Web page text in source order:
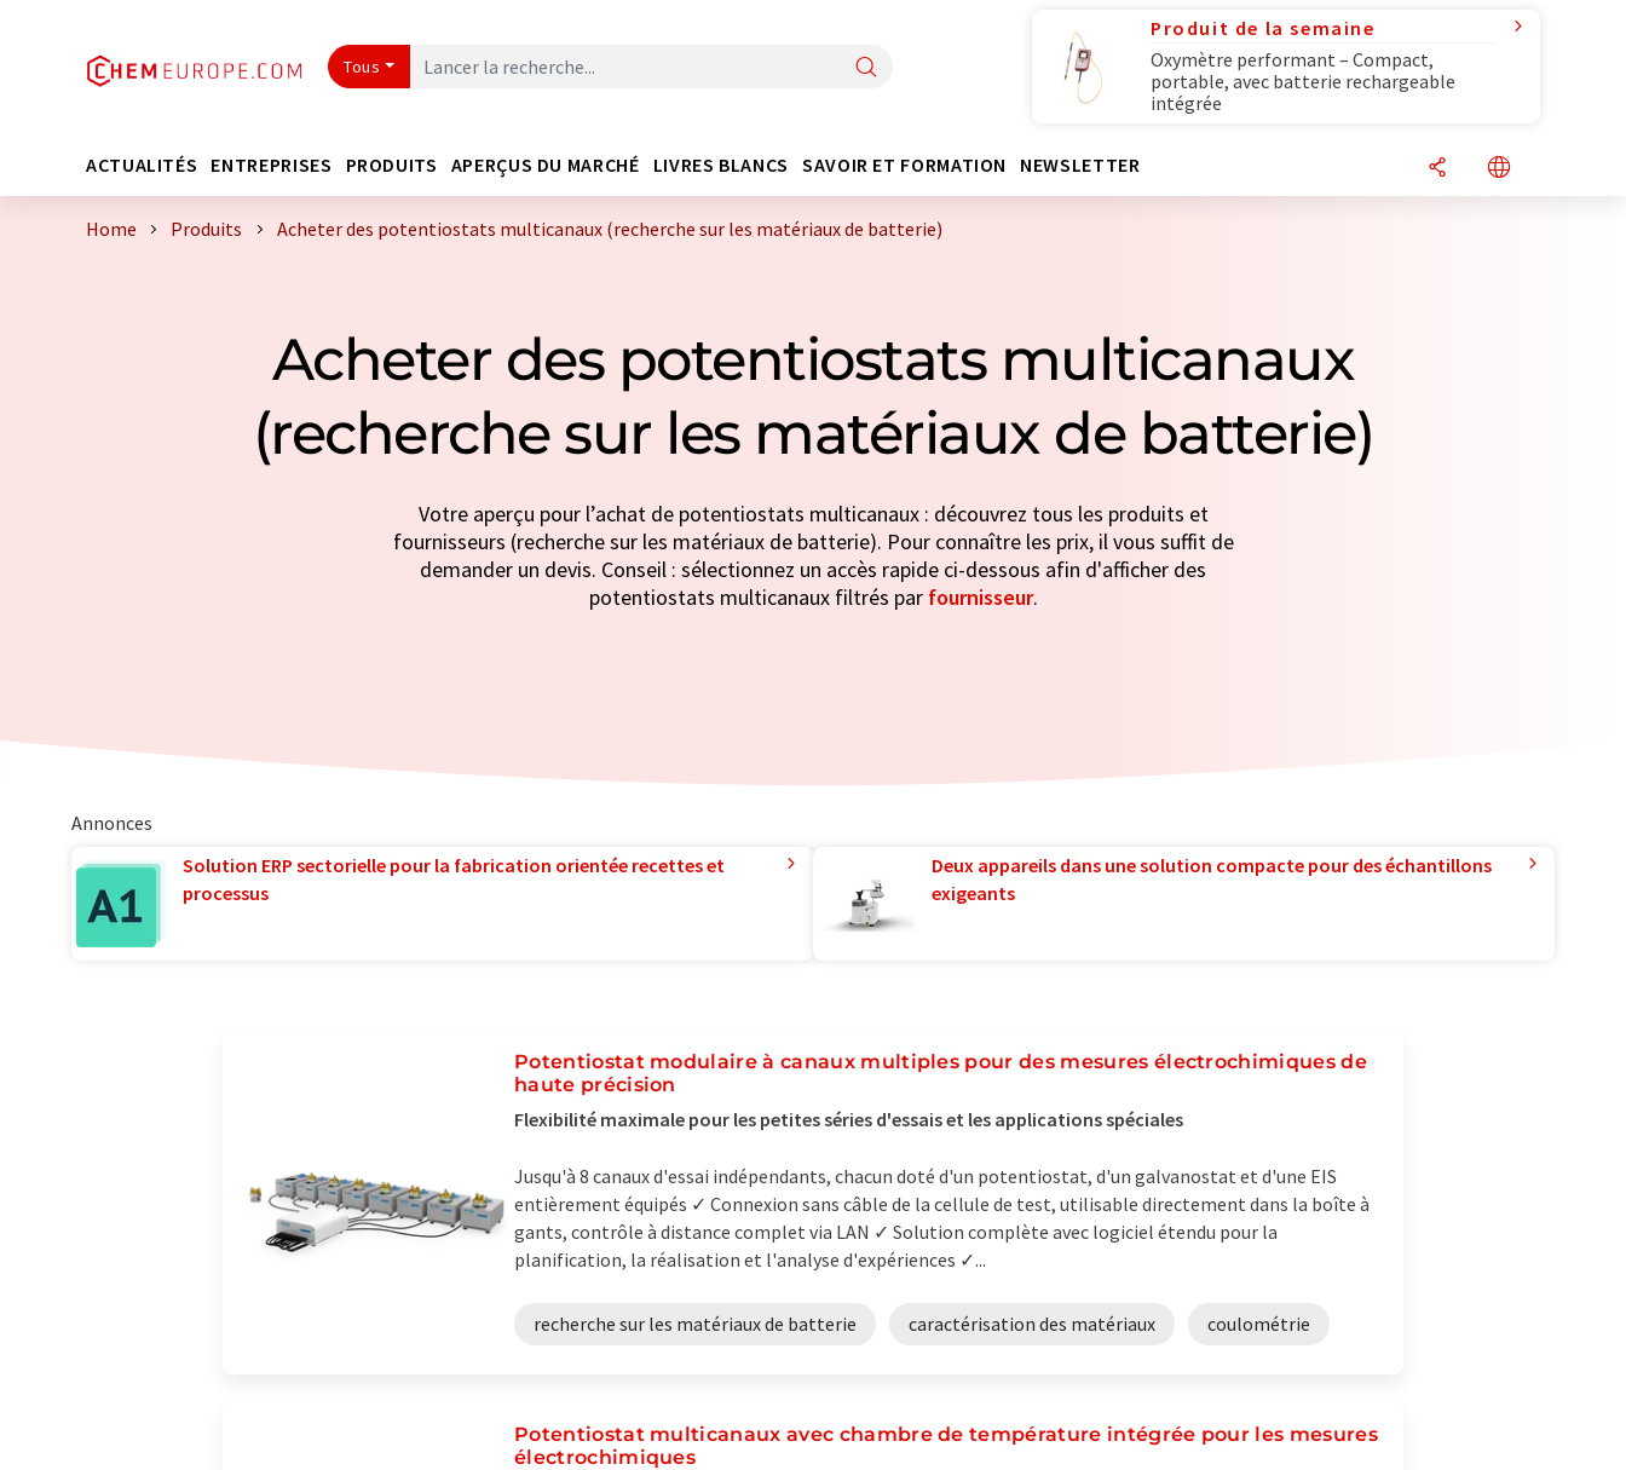
Tous
Produit de la semaine
Oxymètre performant – Compact,
portable, avec batterie rechargeable
intégrée
ACTUALITÉS ENTREPRISES PRODUITS APERÇUS DU MARCHÉ LIVRES BLANCS SAVOIR ET FORMATION NEWSLETTER
Home Produits Acheter des potentiostats multicanaux (recherche sur les matériaux de batterie)
Acheter des potentiostats multicanaux
(recherche sur les matériaux de batterie)
Votre aperçu pour l’achat de potentiostats multicanaux : découvrez tous les produits et
fournisseurs (recherche sur les matériaux de batterie). Pour connaître les prix, il vous suffit de
demander un devis. Conseil : sélectionnez un accès rapide ci-dessous afin d'afficher des
potentiostats multicanaux filtrés par fournisseur.
Annonces
Solution ERP sectorielle pour la fabrication orientée recettes et
processus
Deux appareils dans une solution compacte pour des échantillons
exigeants
Potentiostat modulaire à canaux multiples pour des mesures électrochimiques de
haute précision
Flexibilité maximale pour les petites séries d'essais et les applications spéciales
Jusqu'à 8 canaux d'essai indépendants, chacun doté d'un potentiostat, d'un galvanostat et d'une EIS
entièrement équipés ✓ Connexion sans câble de la cellule de test, utilisable directement dans la boîte à
gants, contrôle à distance complet via LAN ✓ Solution complète avec logiciel étendu pour la
planification, la réalisation et l'analyse d'expériences ✓...
recherche sur les matériaux de batterie caractérisation des matériaux coulométrie
Potentiostat multicanaux avec chambre de température intégrée pour les mesures
électrochimiques